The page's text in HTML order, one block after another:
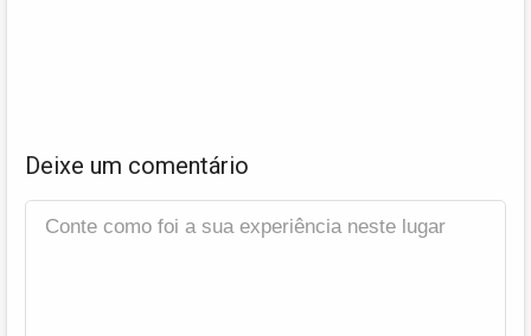
Deixe um comentário